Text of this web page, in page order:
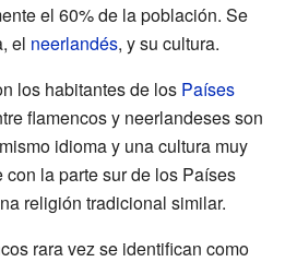
el 60% de la población. Se
el neerlandés, y su cultura.
los habitantes de los Países
flamencos y neerlandeses son
idioma y una cultura muy
la parte sur de los Países
religión tradicional similar.
rara vez se identifican como